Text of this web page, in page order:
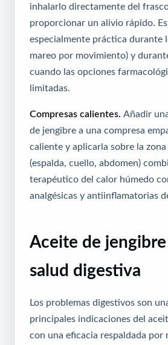
inhalarlo directamente del
proporcionar un alivio rápido.
especialmente práctica durante
mareo por movimiento) y
cuando las opciones
limitadas.
Compresas calientes. Añadir
de jengibre a una compresa
caliente y aplicarla sobre la
(espalda, cuello, abdomen)
terapéutico del calor húmedo
analgésicas y antiinflamatorias
Aceite de jengibre
salud digestiva
Los problemas digestivos son
principales indicaciones del
con una eficacia respaldada por